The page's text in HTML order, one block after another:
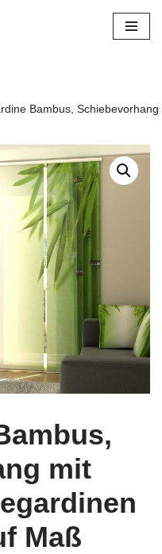
Bambus,
mit
Maß